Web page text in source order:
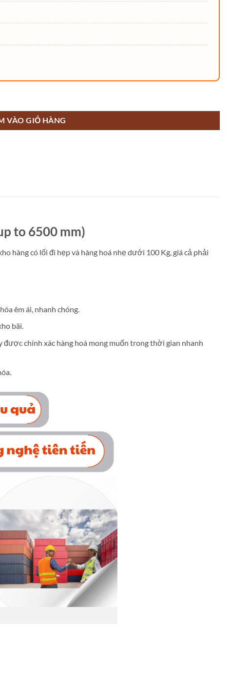
VÀO GIỎ HÀNG
to 6500 mm)
hàng có lối đi hẹp và hàng hoá nhẹ dưới 100 Kg, giá cả phải
êm ái, nhanh chóng.
bãi.
chính xác hàng hoá mong muốn trong thời gian nhanh